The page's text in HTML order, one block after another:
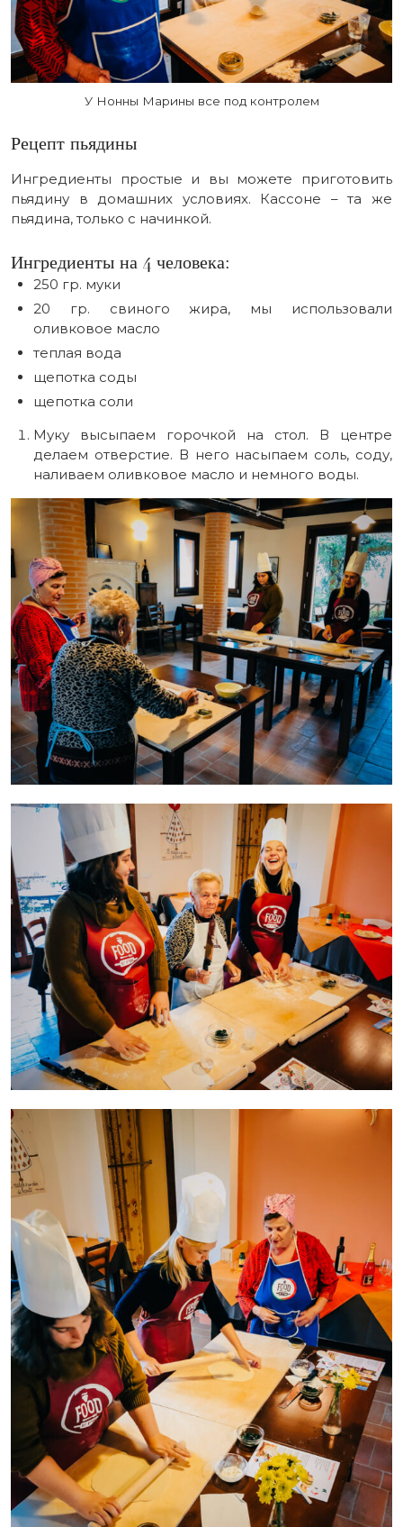
У Нонны Марины все под контролем
Рецепт пьядины
Ингредиенты простые и вы можете приготовить
пьядину в домашних условиях. Кассоне – та же
пьядина, только с начинкой.
Ингредиенты на 4 человека:
250 гр. муки
20 гр. свиного жира, мы использовали
оливковое масло
теплая вода
щепотка соды
щепотка соли
Муку высыпаем горочкой на стол. В центре
делаем отверстие. В него насыпаем соль, соду,
наливаем оливковое масло и немного воды.